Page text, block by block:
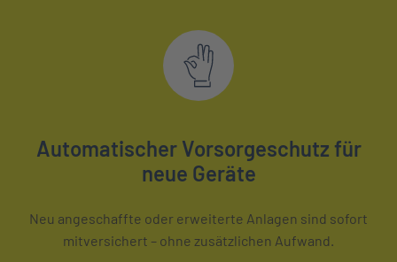
Automatischer Vorsorgeschutz für
neue Geräte
Neu angeschaffte oder erweiterte Anlagen sind sofort
mitversichert – ohne zusätzlichen Aufwand.